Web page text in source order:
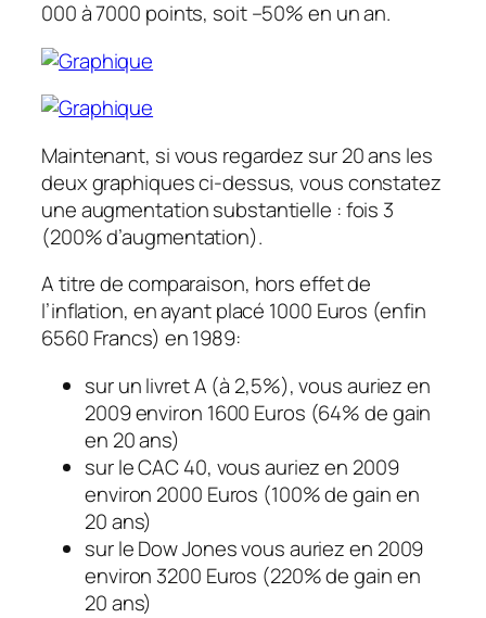
000 à 7000 points, soit –50% en un an.
Maintenant, si vous regardez sur 20 ans les
deux graphiques ci-dessus, vous constatez
une augmentation substantielle : fois 3
(200% d’augmentation).
A titre de comparaison, hors effet de
l’inflation, en ayant placé 1000 Euros (enfin
6560 Francs) en 1989:
sur un livret A (à 2,5%), vous auriez en
2009 environ 1600 Euros (64% de gain
en 20 ans)
sur le CAC 40, vous auriez en 2009
environ 2000 Euros (100% de gain en
20 ans)
sur le Dow Jones vous auriez en 2009
environ 3200 Euros (220% de gain en
20 ans)